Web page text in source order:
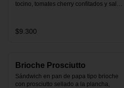
tocino, tomates cherry confitados y salsa
$9.300
Brioche Prosciutto
Sándwich en pan de papa tipo brioche
con prosciutto sellado a la plancha,